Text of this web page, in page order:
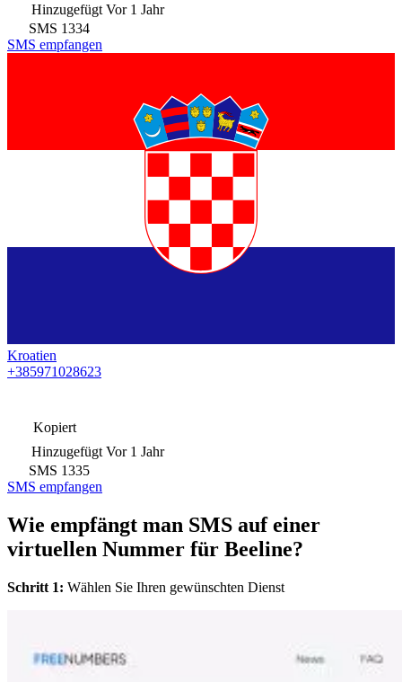
Hinzugefügt Vor 1 Jahr
SMS 1334
SMS empfangen
Kroatien
+385971028623
Kopiert
Hinzugefügt Vor 1 Jahr
SMS 1335
SMS empfangen
Wie empfängt man SMS auf einer
virtuellen Nummer für Beeline?
Schritt 1: Wählen Sie Ihren gewünschten Dienst